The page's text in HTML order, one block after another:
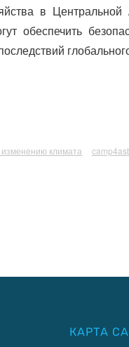
в
обеспечить
климата
КАРТА